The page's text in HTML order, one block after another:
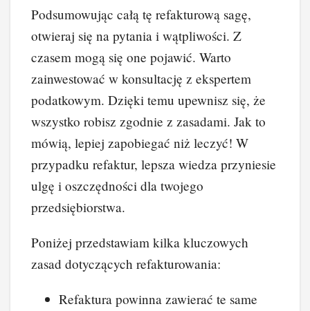
Podsumowując całą tę refakturową sagę,
otwieraj się na pytania i wątpliwości. Z
czasem mogą się one pojawić. Warto
zainwestować w konsultację z ekspertem
podatkowym. Dzięki temu upewnisz się, że
wszystko robisz zgodnie z zasadami. Jak to
mówią, lepiej zapobiegać niż leczyć! W
przypadku refaktur, lepsza wiedza przyniesie
ulgę i oszczędności dla twojego
przedsiębiorstwa.
Poniżej przedstawiam kilka kluczowych
zasad dotyczących refakturowania:
Refaktura powinna zawierać te same